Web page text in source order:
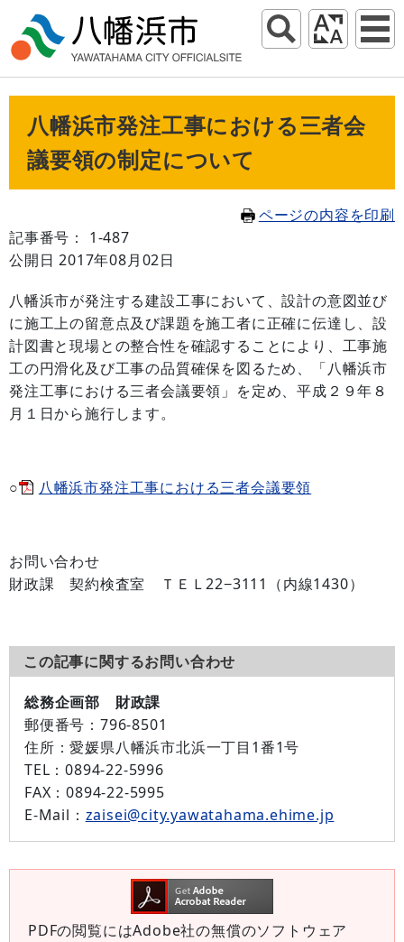
八幡浜市発注工事における三者会
議要領の制定について
ページの内容を印刷
記事番号： 1-487
公開日 2017年08月02日
八幡浜市が発注する建設工事において、設計の意図並び
に施工上の留意点及び課題を施工者に正確に伝達し、設
計図書と現場との整合性を確認することにより、工事施
工の円滑化及び工事の品質確保を図るため、「八幡浜市
発注工事における三者会議要領」を定め、平成２９年８
月１日から施行します。
○ 八幡浜市発注工事における三者会議要領
お問い合わせ
財政課 契約検査室 ＴＥＬ22−3111（内線1430）
この記事に関するお問い合わせ
総務企画部 財政課
郵便番号： 796-8501
住所：愛媛県八幡浜市北浜一丁目1番1号
TEL：0894-22-5996
FAX：0894-22-5995
E-Mail： zaisei@city.yawatahama.ehime.jp
PDFの閲覧にはAdobe社の無償のソフトウェア